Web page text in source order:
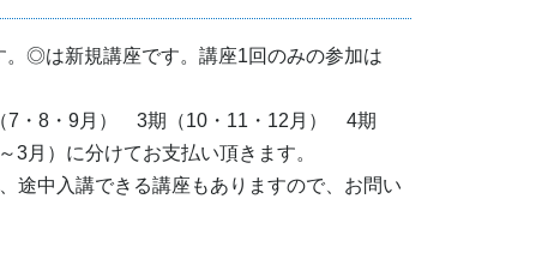
◎は新規講座です。講座1回のみの参加は
7・8・9月） 3期（10・11・12月） 4期
3月）に分けてお支払い頂きます。
途中入講できる講座もありますので、お問い